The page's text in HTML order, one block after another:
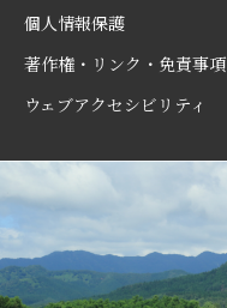
個人情報保護
著作権・リンク・免責事項
ウェブアクセシビリティ